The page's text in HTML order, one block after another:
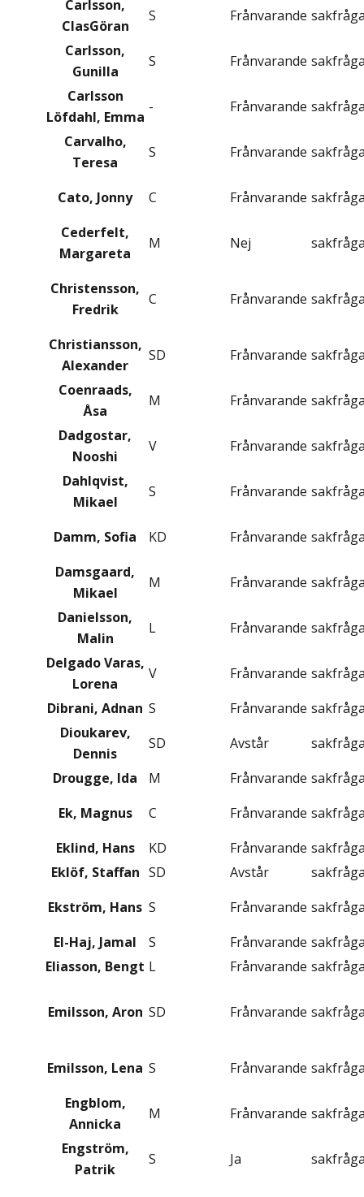
Carlsson,
ClasGöran
S Frånvarande
Carlsson,
Gunilla
S Frånvarande
Carlsson
Löfdahl, Emma
- Frånvarande
Carvalho,
Teresa
S Frånvarande
Cato, Jonny C Frånvarande
Cederfelt,
Margareta
M Nej
Christensson,
Fredrik
C Frånvarande
Christiansson,
Alexander
SD Frånvarande
Coenraads,
Åsa
M Frånvarande
Dadgostar,
Nooshi
V Frånvarande
Dahlqvist,
Mikael
S Frånvarande
Damm, Sofia KD Frånvarande
Damsgaard,
Mikael
M Frånvarande
Danielsson,
Malin
L Frånvarande
Delgado Varas,
Lorena
V Frånvarande
Dibrani, Adnan S Frånvarande
Dioukarev,
Dennis
SD Avstår
Drougge, Ida
M Frånvarande
Ek, Magnus
C Frånvarande
Eklind, Hans
KD Frånvarande
Eklöf, Staffan SD Avstår
Ekström, Hans S Frånvarande
El-Haj, Jamal
S Frånvarande
Eliasson, Bengt L Frånvarande
Emilsson, Aron SD Frånvarande
Emilsson, Lena S Frånvarande
Engblom,
Annicka
M Frånvarande
Engström,
Patrik
S Ja